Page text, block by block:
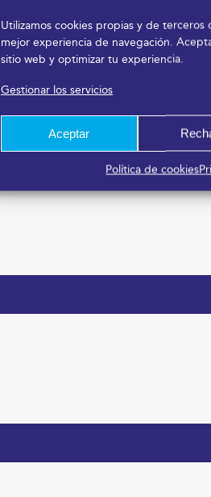
Utilizamos cookies propias y de
mejor experiencia de navegación.
sitio web y optimizar tu experiencia.
Gestionar los servicios
Aceptar
Política de cookies